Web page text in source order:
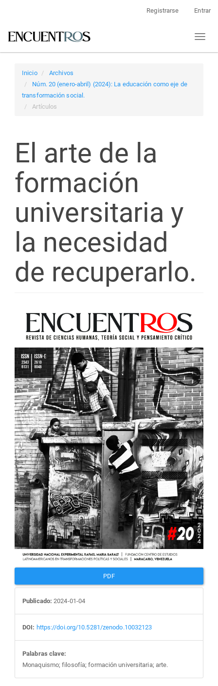
principal
Registrarse Entrar
Toggle
Inicio
Archivos
Núm. 20 (enero-abril) (2024): La educación como eje de
transformación social.
Artículos
El arte de la
formación
universitaria y
la necesidad
de recuperarlo.
Barra
lateral
del
artículo
PDF
Publicado: 2024-01-04
DOI: https://doi.org/10.5281/zenodo.10032123
Palabras clave:
Monaquismo; filosofía; formación universitaria; arte.